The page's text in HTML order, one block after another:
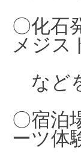
〇化石
メジス
など
〇宿泊
ーツ体